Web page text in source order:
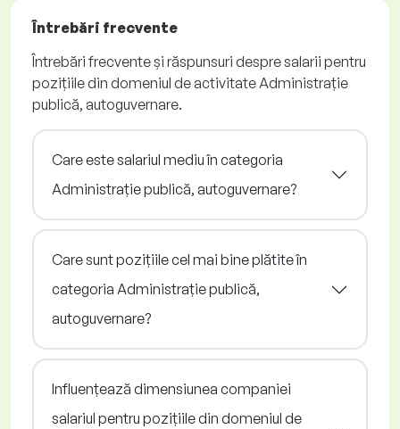
Întrebări frecvente
Întrebări frecvente și răspunsuri despre salarii pentru
pozițiile din domeniul de activitate Administrație
publică, autoguvernare.
Care este salariul mediu în categoria
Administrație publică, autoguvernare?
Care sunt pozițiile cel mai bine plătite în
categoria Administrație publică,
autoguvernare?
Influențează dimensiunea companiei
salariul pentru pozițiile din domeniul de